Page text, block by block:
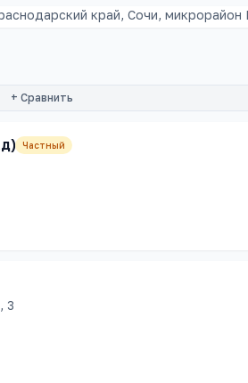
край, Сочи,
+ Сравнить
Частный
3